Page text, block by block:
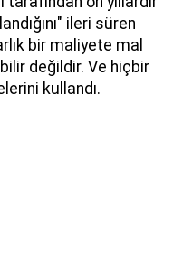
ileri süren
bir maliyete mal
değildir. Ve hiçbir
kullandı.